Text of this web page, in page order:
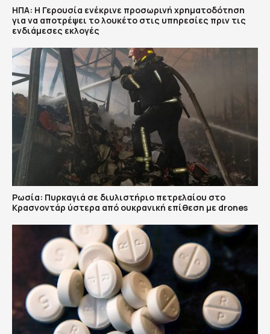
ΗΠΑ: Η Γερουσία ενέκρινε προσωρινή χρηματοδότηση
για να αποτρέψει το λουκέτο στις υπηρεσίες πριν τις
ενδιάμεσες εκλογές
Ρωσία: Πυρκαγιά σε διυλιστήριο πετρελαίου στο
Κρασνοντάρ ύστερα από ουκρανική επίθεση με drones